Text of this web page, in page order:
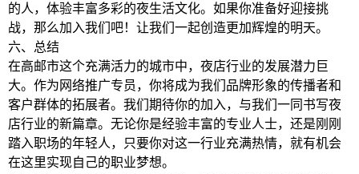
的人，体验丰富多彩的夜生活文化。如果你准备好迎接挑
战，那么加入我们吧！让我们一起创造更加辉煌的明天。
六、总结
在高邮市这个充满活力的城市中，夜店行业的发展潜力巨
大。作为网络推广专员，你将成为我们品牌形象的传播者和
客户群体的拓展者。我们期待你的加入，与我们一同书写夜
店行业的新篇章。无论你是经验丰富的专业人士，还是刚刚
踏入职场的年轻人，只要你对这一行业充满热情，就有机会
在这里实现自己的职业梦想。